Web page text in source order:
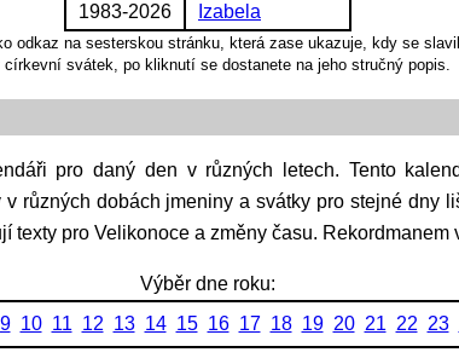
1983-2026
Izabela
odkaz na sesterskou stránku, která zase ukazuje, kdy se
církevní svátek, po kliknutí se dostanete na jeho stručný popis.
různých dobách jmeniny a svátky pro stejné dny
texty pro Velikonoce a změny času. Rekordmanem
Výběr dne roku:
9 10 11 12 13 14 15 16 17 18 19 20 21 22 23